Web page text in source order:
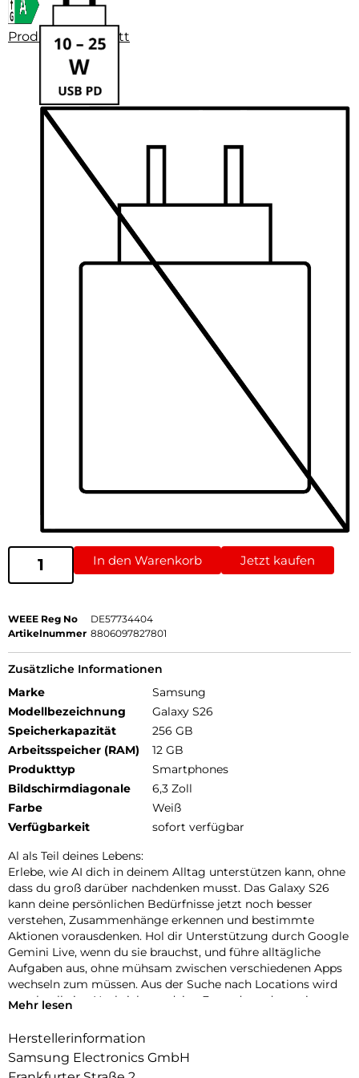
Produktdatenblatt
In den Warenkorb Jetzt kaufen
WEEE Reg No
DE57734404
Artikelnummer 8806097827801
Zusätzliche Informationen
Marke
Samsung
Modellbezeichnung
Galaxy S26
Speicherkapazität
256 GB
Arbeitsspeicher (RAM)
12 GB
Produkttyp
Smartphones
Bildschirmdiagonale
6,3 Zoll
Farbe
Weiß
Verfügbarkeit
sofort verfügbar
Al als Teil deines Lebens:
Erlebe, wie AI dich in deinem Alltag unterstützen kann, ohne
dass du groß darüber nachdenken musst. Das Galaxy S26
kann deine persönlichen Bedürfnisse jetzt noch besser
verstehen, Zusammenhänge erkennen und bestimmte
Aktionen vorausdenken. Hol dir Unterstützung durch Google
Gemini Live, wenn du sie brauchst, und führe alltägliche
Aufgaben aus, ohne mühsam zwischen verschiedenen Apps
wechseln zum müssen. Aus der Suche nach Locations wird
so schnell eine Nachricht an deine Freunde und aus einer
Nutze auch Circle to Search mit Google, um schnell die
kann jetzt mehrere Elemente gleichzeitig erkennen, etwa ein
Mehr lesen
Herstellerinformation
Samsung Electronics GmbH